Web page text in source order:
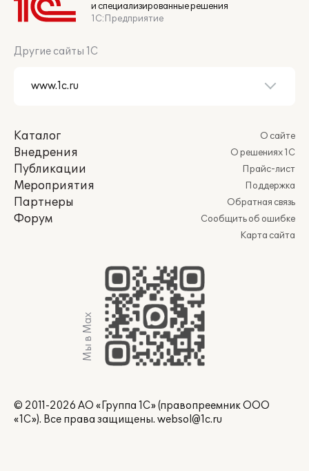
и специализированные решения
1С:Предприятие
Другие сайты 1С
Каталог
Внедрения
Публикации
Мероприятия
Партнеры
Форум
О сайте
О решениях 1С
Прайс-лист
Поддержка
Обратная связь
Сообщить об ошибке
Карта сайта
Мы в Max
© 2011-2026 АО «Группа 1С» (правопреемник ООО
«1С»). Все права защищены. websol@1c.ru